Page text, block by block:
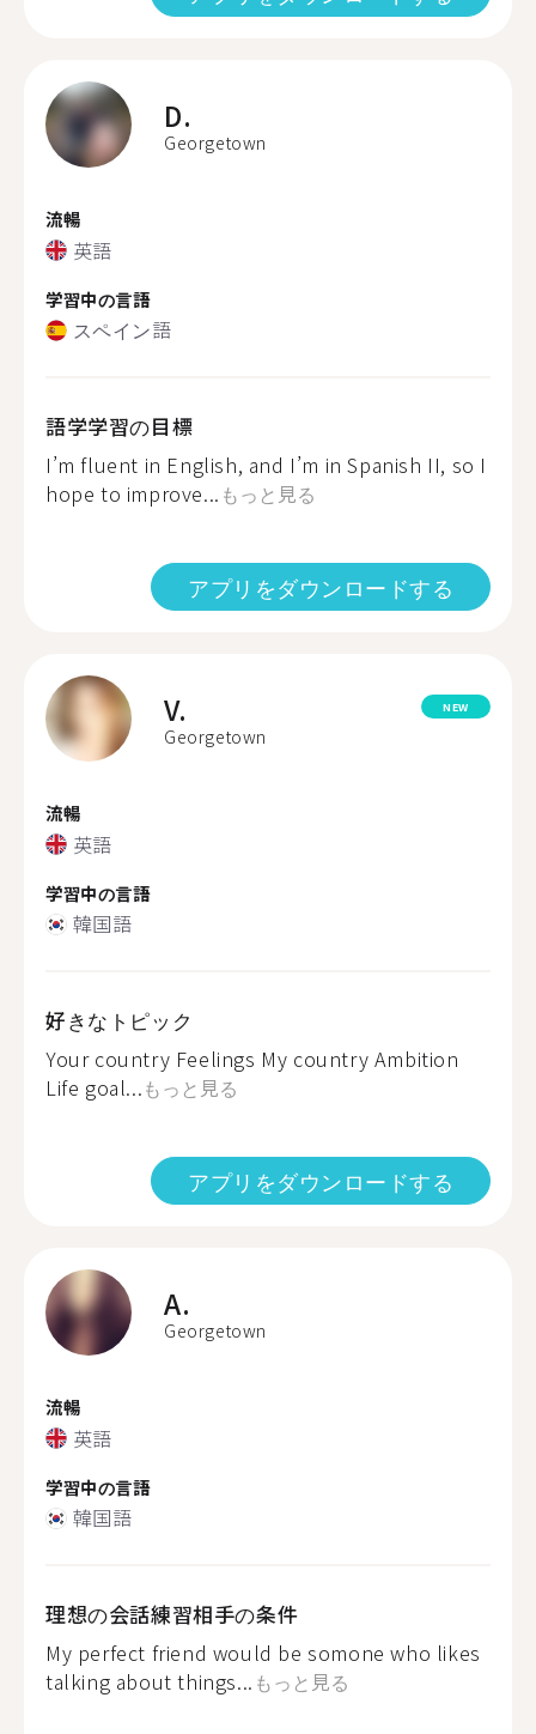
D.
Georgetown
流暢
英語
学習中の言語
スペイン語
語学学習の目標
I’m fluent in English, and I’m in Spanish II, so I
hope to improve... もっと見る
アプリをダウンロードする
V.
Georgetown
NEW
流暢
英語
学習中の言語
韓国語
好きなトピック
Your country Feelings My country Ambition
Life goal...もっと見る
アプリをダウンロードする
A.
Georgetown
流暢
英語
学習中の言語
韓国語
理想の会話練習相手の条件
My perfect friend would be somone who likes
talking about things... もっと見る